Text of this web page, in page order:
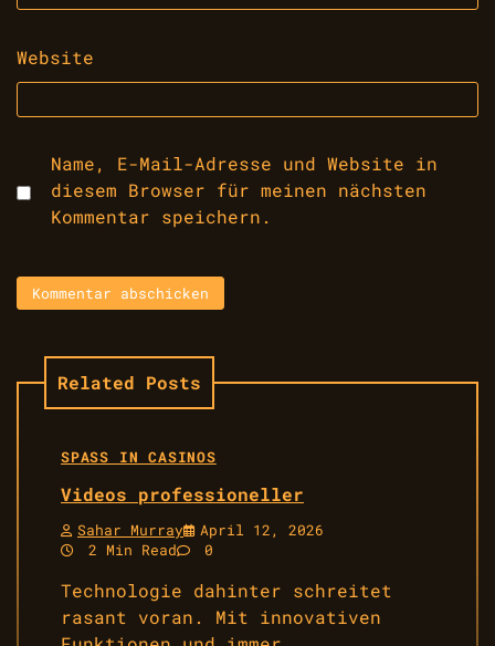
Website
Name, E-Mail-Adresse und Website in
diesem Browser für meinen nächsten
Kommentar speichern.
Related Posts
SPASS IN CASINOS
Videos professioneller
Sahar Murray
April 12, 2026
2 Min Read
0
Technologie dahinter schreitet
rasant voran. Mit innovativen